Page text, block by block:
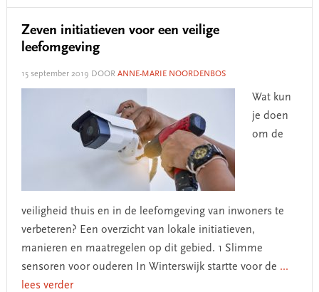
Zeven initiatieven voor een veilige
leefomgeving
15 september 2019 DOOR ANNE-MARIE NOORDENBOS
Wat kun
je doen
om de
veiligheid thuis en in de leefomgeving van inwoners te
verbeteren? Een overzicht van lokale initiatieven,
manieren en maatregelen op dit gebied. 1 Slimme
sensoren voor ouderen In Winterswijk startte voor de ...
lees verder